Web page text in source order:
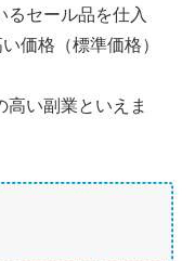
るセール品を仕入
価格（標準価格）
い副業といえま